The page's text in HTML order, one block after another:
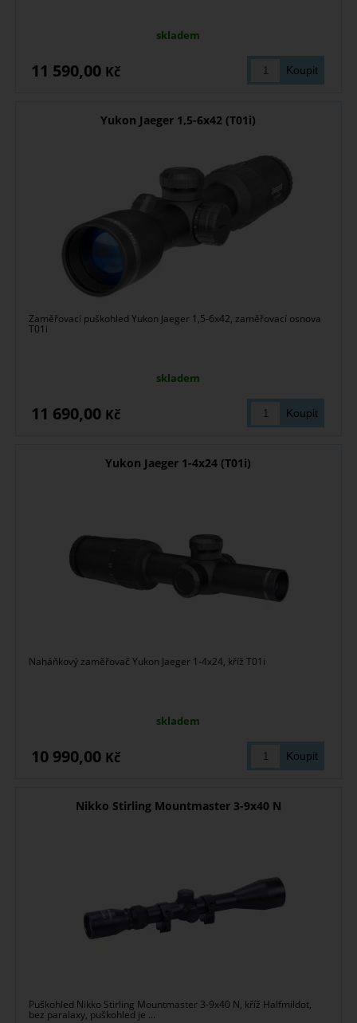
skladem
11 590,00 Kč
Yukon Jaeger 1,5-6x42 (T01i)
Zaměřovací puškohled Yukon Jaeger 1,5-6x42, zaměřovací osnova
T01i
skladem
11 690,00 Kč
Yukon Jaeger 1-4x24 (T01i)
Naháňkový zaměřovač Yukon Jaeger 1-4x24, kříž T01i
skladem
10 990,00 Kč
Nikko Stirling Mountmaster 3-9x40 N
Puškohled Nikko Stirling Mountmaster 3-9x40 N, kříž Halfmildot,
bez paralaxy, puškohled je ...